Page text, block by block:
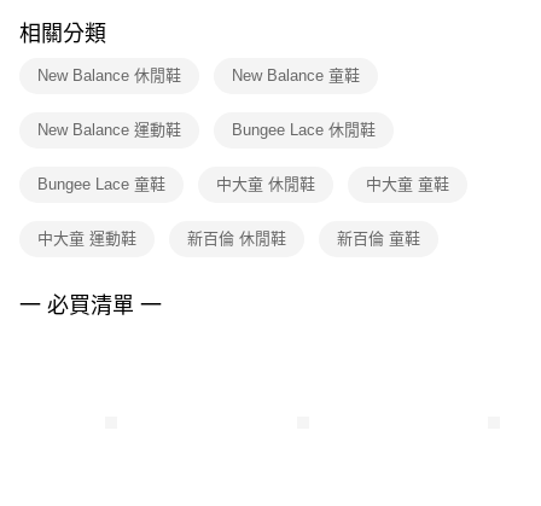
※ 交易是否成功請以「AFTEE先享後付 」之結帳頁面顯示為準，若有關於
是否繳費成功／繳費後需取消欲退款等相關疑問，請聯繫「AFTEE先享後付
客戶支援中心」 https://netprotections.freshdesk.com/support/home
１．透過由恩沛科技股份有限公司提供之「AFTEE先享後付」服務完成之交
權轉讓予恩沛科技股份有限公司。
３．未成年的使用者請事先徵得法定代理人或監護人之同意方可使用
４．使用「AFTEE先享後付」時，將依據個別帳號之用戶狀況，依本公司即
相關分類
New Balance 休閒鞋 New Balance 童鞋
New Balance 運動鞋 Bungee Lace 休閒鞋
Bungee Lace 童鞋 中大童 休閒鞋 中大童 童鞋
中大童 運動鞋 新百倫 休閒鞋 新百倫 童鞋
一 必買清單 一